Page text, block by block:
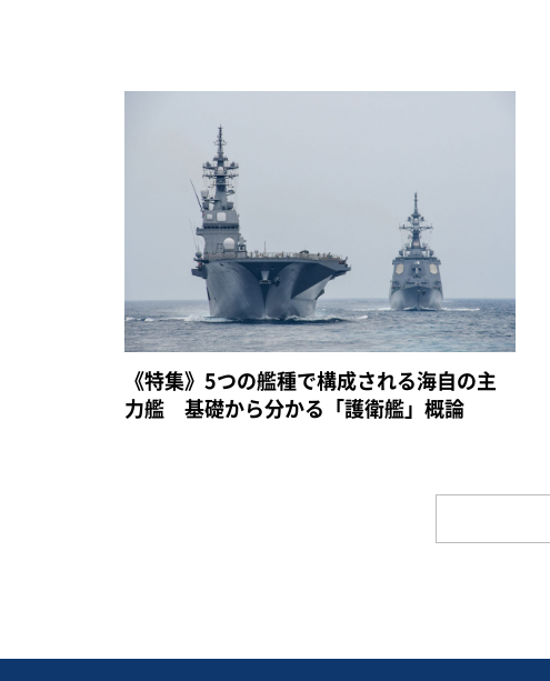
《特集》5つの艦種で構成される海自の主
力艦 基礎から分かる「護衛艦」概論